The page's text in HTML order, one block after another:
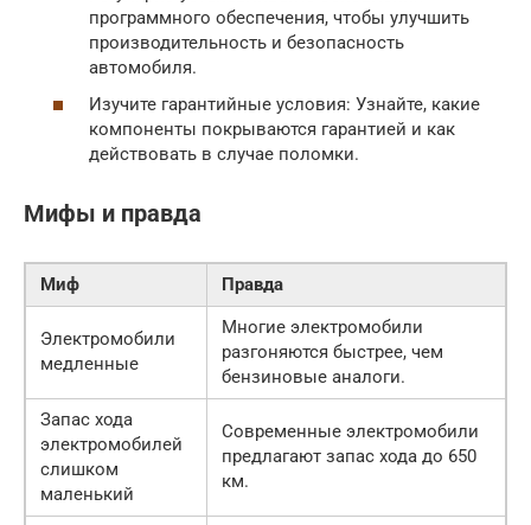
программного обеспечения, чтобы улучшить
производительность и безопасность
автомобиля.
Изучите гарантийные условия: Узнайте, какие
компоненты покрываются гарантией и как
действовать в случае поломки.
Мифы и правда
Миф Правда
Электромобили
медленные
Многие электромобили
разгоняются быстрее, чем
бензиновые аналоги.
Запас хода
электромобилей
слишком
маленький
Современные электромобили
предлагают запас хода до 650
км.